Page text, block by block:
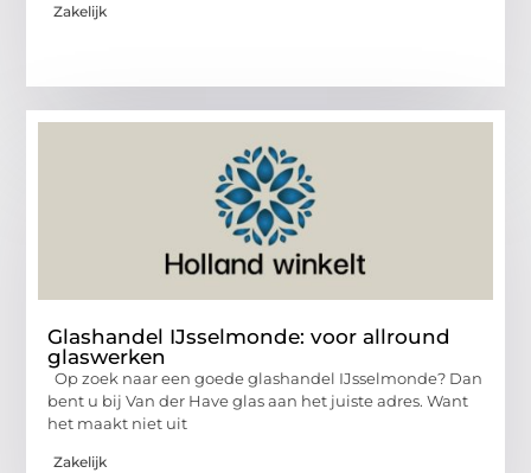
Zakelijk
Glashandel IJsselmonde: voor allround
glaswerken
Op zoek naar een goede glashandel IJsselmonde? Dan
bent u bij Van der Have glas aan het juiste adres. Want
het maakt niet uit
Zakelijk